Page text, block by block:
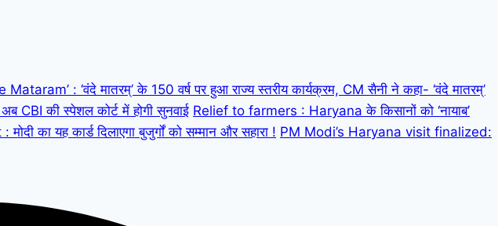
: ‘वंदे मातरम्’ के 150 वर्ष पर हुआ राज्य स्तरीय कार्यक्रम, CM सैनी ने कहा- ‘वंदे मातरम्’
CBI की स्पेशल कोर्ट में होगी सुनवाई Relief to farmers : Haryana के किसानों को ‘नायाब’
यह कार्ड दिलाएगा बुजुर्गों को सम्मान और सहारा ! PM Modi’s Haryana visit finalized: